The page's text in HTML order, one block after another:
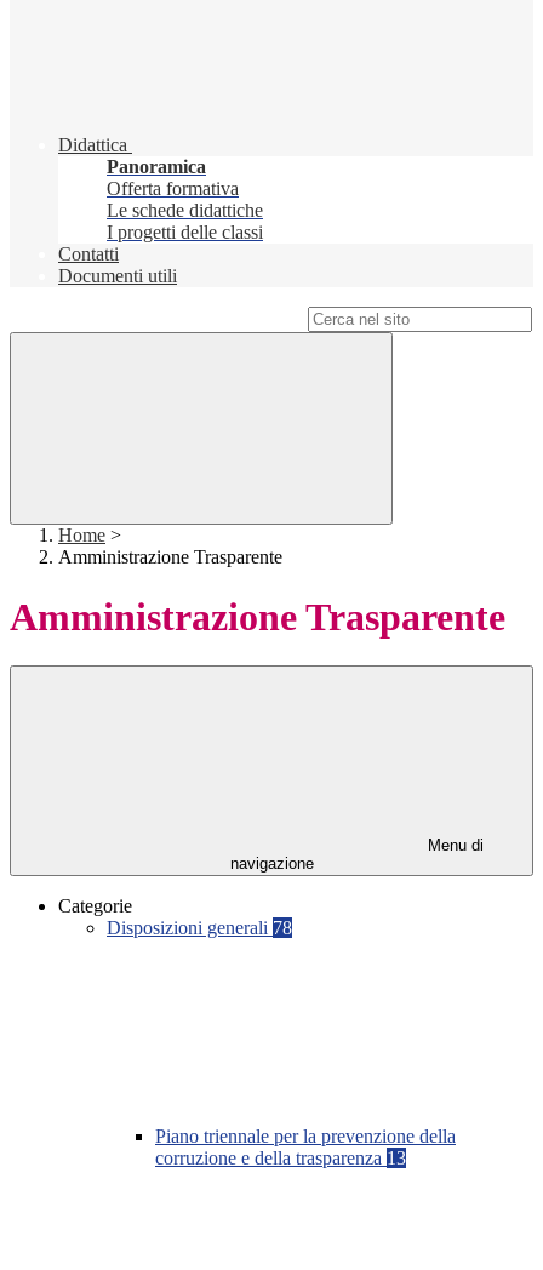
Didattica
Panoramica
Offerta formativa
Le schede didattiche
I progetti delle classi
Contatti
Documenti utili
Home >
Amministrazione Trasparente
Amministrazione Trasparente
Menu di
navigazione
Categorie
Disposizioni generali 78
Piano triennale per la prevenzione della
corruzione e della trasparenza 13